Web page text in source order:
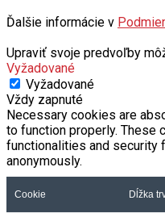
Ďalšie informácie v
Upraviť svoje predvoľby
Vyžadované
Vyžadované
Vždy zapnuté
Necessary cookies are
to function properly. These
functionalities and security
anonymously.
Cookie Dĺžka